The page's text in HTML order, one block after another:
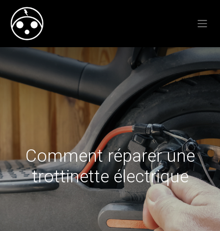
Comment réparer une
trottinette électrique